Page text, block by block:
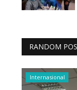
RANDOM
Internasional